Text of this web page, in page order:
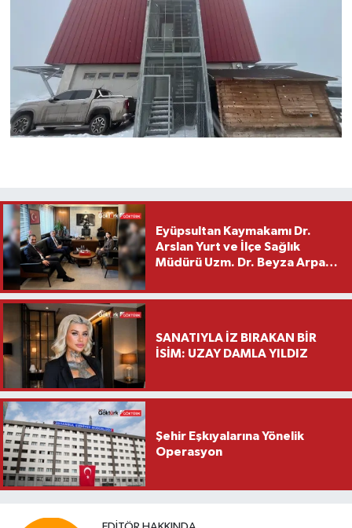
Eyüpsultan Kaymakamı Dr.
Arslan Yurt ve İlçe Sağlık
Müdürü Uzm. Dr. Beyza Arpacı
Ziyareti
SANATIYLA İZ BIRAKAN BİR
İSİM: UZAY DAMLA YILDIZ
Şehir Eşkıyalarına Yönelik
Operasyon